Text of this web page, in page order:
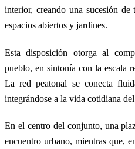
interior, creando una sucesión de
espacios abiertos y jardines.
Esta disposición otorga al
pueblo, en sintonía con la escala
La red peatonal se conecta
integrándose a la vida cotidiana
En el centro del conjunto, una
encuentro urbano, mientras que,